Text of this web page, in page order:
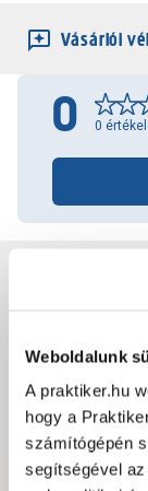
Weboldalunk
A praktiker.hu
hogy a
számítógépén
segítségével
Vásárlói
0 0